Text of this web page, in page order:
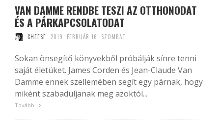
VAN DAMME RENDBE TESZI AZ OTTHONODAT
ÉS A PÁRKAPCSOLATODAT
CHEESE 2019. FEBRUÁR 16. SZOMBAT
Sokan önsegítő könyvekből próbálják sínre tenni
saját életüket. James Corden és Jean-Claude Van
Damme ennek szellemében segít egy párnak, hogy
miként szabaduljanak meg azoktól...
Tovább